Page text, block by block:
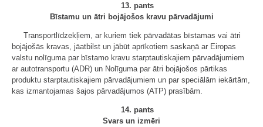
13. pants
Bīstamu un ātri bojājošos kravu pārvadājumi
Transportlīdzekļiem, ar kuriem tiek pārvadātas bīstamas vai ātri
bojājošās kravas, jāatbilst un jābūt aprīkotiem saskaņā ar Eiropas
valstu nolīguma par bīstamo kravu starptautiskajiem pārvadājumiem
ar autotransportu (ADR) un Nolīguma par ātri bojājošos pārtikas
produktu starptautiskajiem pārvadājumiem un par speciālām iekārtām,
kas izmantojamas šajos pārvadājumos (ATP) prasībām.
14. pants
Svars un izmēri